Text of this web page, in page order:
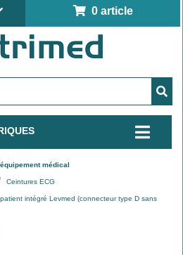
0 article
médical
Ceintures ECG
intégré Levmed (connecteur type D sans